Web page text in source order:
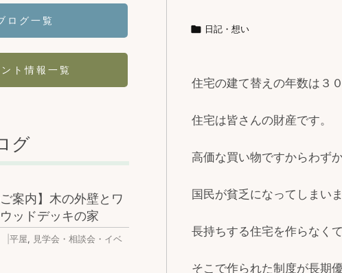
 日記・想い
住宅の建て替えの年数は３
住宅は皆さんの財産です。
高価な買い物ですからわず
国民が貧乏になってしまいま
長持ちする住宅を作らなく
そこで作られた制度が長期
ログ一覧
ト情報一覧
グ
ご案内】木の外壁とワ
ッドデッキの家
平屋, 見学会・相談会・イベ